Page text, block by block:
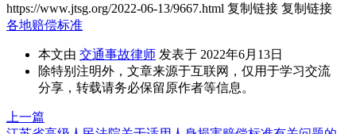
https://www.jtsg.org/2022-06-13/9667.html 复制链接 复制链接
各地赔偿标准
本文由 交通事故律师 发表于 2022年6月13日
除特别注明外，文章来源于互联网，仅用于学习交流
分享，转载请务必保留原作者等信息。
上一篇